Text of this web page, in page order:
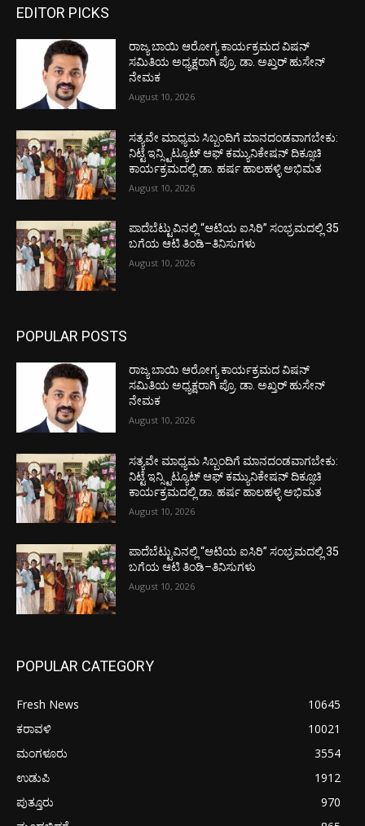
EDITOR PICKS
ರಾಜ್ಯ ಬಾಯಿ ಆರೋಗ್ಯ ಕಾರ್ಯಕ್ರಮದ ವಿಷನ್
ಸಮಿತಿಯ ಅಧ್ಯಕ್ಷರಾಗಿ ಪ್ರೊ. ಡಾ. ಅಖ್ತರ್ ಹುಸೇನ್
ನೇಮಕ
August 10, 2026
ಸತ್ಯವೇ ಮಾಧ್ಯಮ ಸಿಬ್ಬಂದಿಗೆ ಮಾನದಂಡವಾಗಬೇಕು:
ನಿಟ್ಟೆ ಇನ್ಸ್ಟಿಟ್ಯೂಟ್ ಆಫ್ ಕಮ್ಯುನಿಕೇಷನ್ ದಿಕ್ಸೂಚಿ
ಕಾರ್ಯಕ್ರಮದಲ್ಲಿ ಡಾ. ಹರ್ಷ ಹಾಲಹಳ್ಳಿ ಅಭಿಮತ
August 10, 2026
ಪಾದೆಬೆಟ್ಟುವಿನಲ್ಲಿ “ಆಟಿಯ ಐಸಿರಿ’’ ಸಂಭ್ರಮದಲ್ಲಿ 35
ಬಗೆಯ ಆಟಿ ತಿಂಡಿ–ತಿನಿಸುಗಳು
August 10, 2026
POPULAR POSTS
ರಾಜ್ಯ ಬಾಯಿ ಆರೋಗ್ಯ ಕಾರ್ಯಕ್ರಮದ ವಿಷನ್
ಸಮಿತಿಯ ಅಧ್ಯಕ್ಷರಾಗಿ ಪ್ರೊ. ಡಾ. ಅಖ್ತರ್ ಹುಸೇನ್
ನೇಮಕ
August 10, 2026
ಸತ್ಯವೇ ಮಾಧ್ಯಮ ಸಿಬ್ಬಂದಿಗೆ ಮಾನದಂಡವಾಗಬೇಕು:
ನಿಟ್ಟೆ ಇನ್ಸ್ಟಿಟ್ಯೂಟ್ ಆಫ್ ಕಮ್ಯುನಿಕೇಷನ್ ದಿಕ್ಸೂಚಿ
ಕಾರ್ಯಕ್ರಮದಲ್ಲಿ ಡಾ. ಹರ್ಷ ಹಾಲಹಳ್ಳಿ ಅಭಿಮತ
August 10, 2026
ಪಾದೆಬೆಟ್ಟುವಿನಲ್ಲಿ “ಆಟಿಯ ಐಸಿರಿ’’ ಸಂಭ್ರಮದಲ್ಲಿ 35
ಬಗೆಯ ಆಟಿ ತಿಂಡಿ–ತಿನಿಸುಗಳು
August 10, 2026
POPULAR CATEGORY
Fresh News
10645
ಕರಾವಳಿ
10021
ಮಂಗಳೂರು
3554
ಉಡುಪಿ
1912
ಪುತ್ತೂರು
970